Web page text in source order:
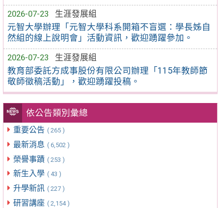
2026-07-23
生涯發展組
元智大學辦理「元智大學科系開箱不盲選：學長姊自
然組的線上說明會」活動資訊，歡迎踴躍參加。
2026-07-23
生涯發展組
教育部委託方成事股份有限公司辦理「115年教師節
敬師徵稿活動」，歡迎踴躍投稿。
依公告類別彙總
重要公告 ( 265 )
最新消息 ( 6,502 )
榮譽事蹟 ( 253 )
新生入學 ( 43 )
升學新訊 ( 227 )
研習講座 ( 2,154 )